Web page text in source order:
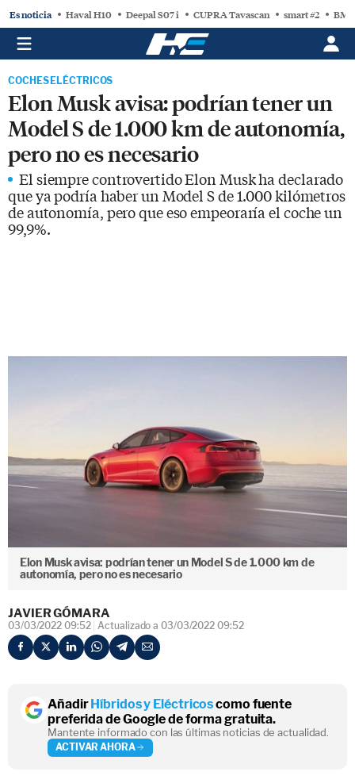
Es noticia Haval H10 Deepal S07 i CUPRA Tavascan smart #2
COCHES ELÉCTRICOS
Elon Musk avisa: podrían tener un
Model S de 1.000 km de autonomía,
pero no es necesario
El siempre controvertido Elon Musk ha declarado
que ya podría haber un Model S de 1.000 kilómetros
de autonomía, pero que eso empeoraría el coche un
99,9%.
Elon Musk avisa: podrían tener un Model S de 1.000 km de
autonomía, pero no es necesario
JAVIER GÓMARA
03/03/2022 09:52 Actualizado a 03/03/2022 09:52
AñadirHíbridos y Eléctricoscomo fuente
preferida de Google de forma gratuita.
Mantente informado con las últimas noticias de actualidad.
ACTIVAR AHORA